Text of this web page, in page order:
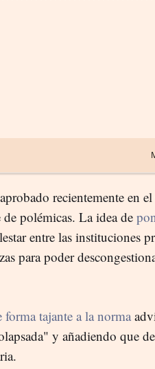
recientemente en
polémicas. La idea de
entre las instituciones
para poder
forma tajante a la norma
y añadiendo que